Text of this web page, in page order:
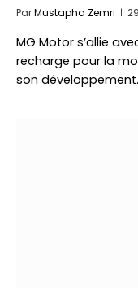
ParMustapha Zemri
MG Motor s’allie
recharge pour la
son